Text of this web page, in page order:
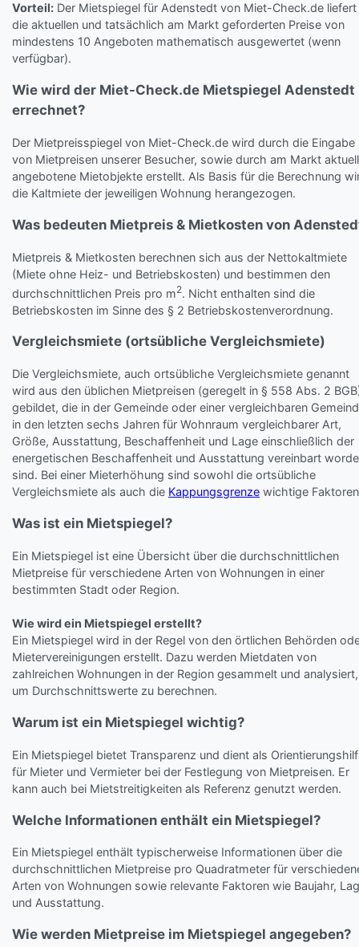
Vorteil: Der Mietspiegel für Adenstedt von Miet-Check.de liefert
die aktuellen und tatsächlich am Markt geforderten Preise von
mindestens 10 Angeboten mathematisch ausgewertet (wenn
verfügbar).
Wie wird der Miet-Check.de Mietspiegel Adenstedt
errechnet?
Der Mietpreisspiegel von Miet-Check.de wird durch die Eingabe
von Mietpreisen unserer Besucher, sowie durch am Markt aktuell
angebotene Mietobjekte erstellt. Als Basis für die Berechnung
die Kaltmiete der jeweiligen Wohnung herangezogen.
Was bedeuten Mietpreis & Mietkosten von
Mietpreis & Mietkosten berechnen sich aus der Nettokaltmiete
(Miete ohne Heiz- und Betriebskosten) und bestimmen den
durchschnittlichen Preis pro m2. Nicht enthalten sind die
Betriebskosten im Sinne des § 2 Betriebskostenverordnung.
Vergleichsmiete (ortsübliche Vergleichsmiete)
Die Vergleichsmiete, auch ortsübliche Vergleichsmiete genannt
wird aus den üblichen Mietpreisen (geregelt in § 558 Abs. 2
gebildet, die in der Gemeinde oder einer vergleichbaren
in den letzten sechs Jahren für Wohnraum vergleichbarer Art,
Größe, Ausstattung, Beschaffenheit und Lage einschließlich der
energetischen Beschaffenheit und Ausstattung vereinbart
sind. Bei einer Mieterhöhung sind sowohl die ortsübliche
Vergleichsmiete als auch die Kappungsgrenze wichtige
Was ist ein Mietspiegel?
Ein Mietspiegel ist eine Übersicht über die durchschnittlichen
Mietpreise für verschiedene Arten von Wohnungen in einer
bestimmten Stadt oder Region.
Wie wird ein Mietspiegel erstellt?
Ein Mietspiegel wird in der Regel von den örtlichen Behörden
Mietervereinigungen erstellt. Dazu werden Mietdaten von
zahlreichen Wohnungen in der Region gesammelt und analysiert,
um Durchschnittswerte zu berechnen.
Warum ist ein Mietspiegel wichtig?
Ein Mietspiegel bietet Transparenz und dient als
für Mieter und Vermieter bei der Festlegung von Mietpreisen. Er
kann auch bei Mietstreitigkeiten als Referenz genutzt werden.
Welche Informationen enthält ein Mietspiegel?
Ein Mietspiegel enthält typischerweise Informationen über die
durchschnittlichen Mietpreise pro Quadratmeter für
Arten von Wohnungen sowie relevante Faktoren wie Baujahr,
und Ausstattung.
Wie werden Mietpreise im Mietspiegel angegeben?